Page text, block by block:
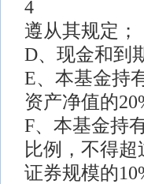
4
遵从其规定；
D、现金和到
E、本基金持
资产净值的
F、本基金持
比例，不得
证券规模的